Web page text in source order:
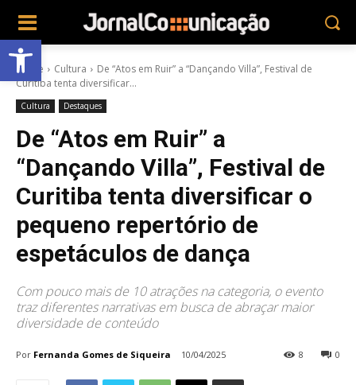
Abrir a barra de ferramentas
Home Cultura
De “Atos em Ruir” a “Dançando Villa”, Festival de
Curitiba tenta diversificar...
Cultura Destaques
De “Atos em Ruir” a
“Dançando Villa”, Festival de
Curitiba tenta diversificar o
pequeno repertório de
espetáculos de dança
Com pouco mais de 10 atrações na categoria, o evento
traz diferentes narrativas em busca de abraçar maior
diversidade de conteúdo
Por Fernanda Gomes de Siqueira 10/04/2025 0
8